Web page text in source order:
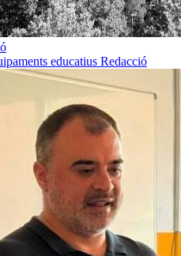
educatius Redacció